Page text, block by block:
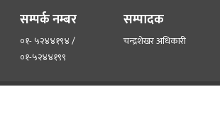
सम्पर्क नम्बर
०१- ५२४४१९४ /
०१-५२४४१९९
सम्पादक
चन्द्रशेखर अधिकारी